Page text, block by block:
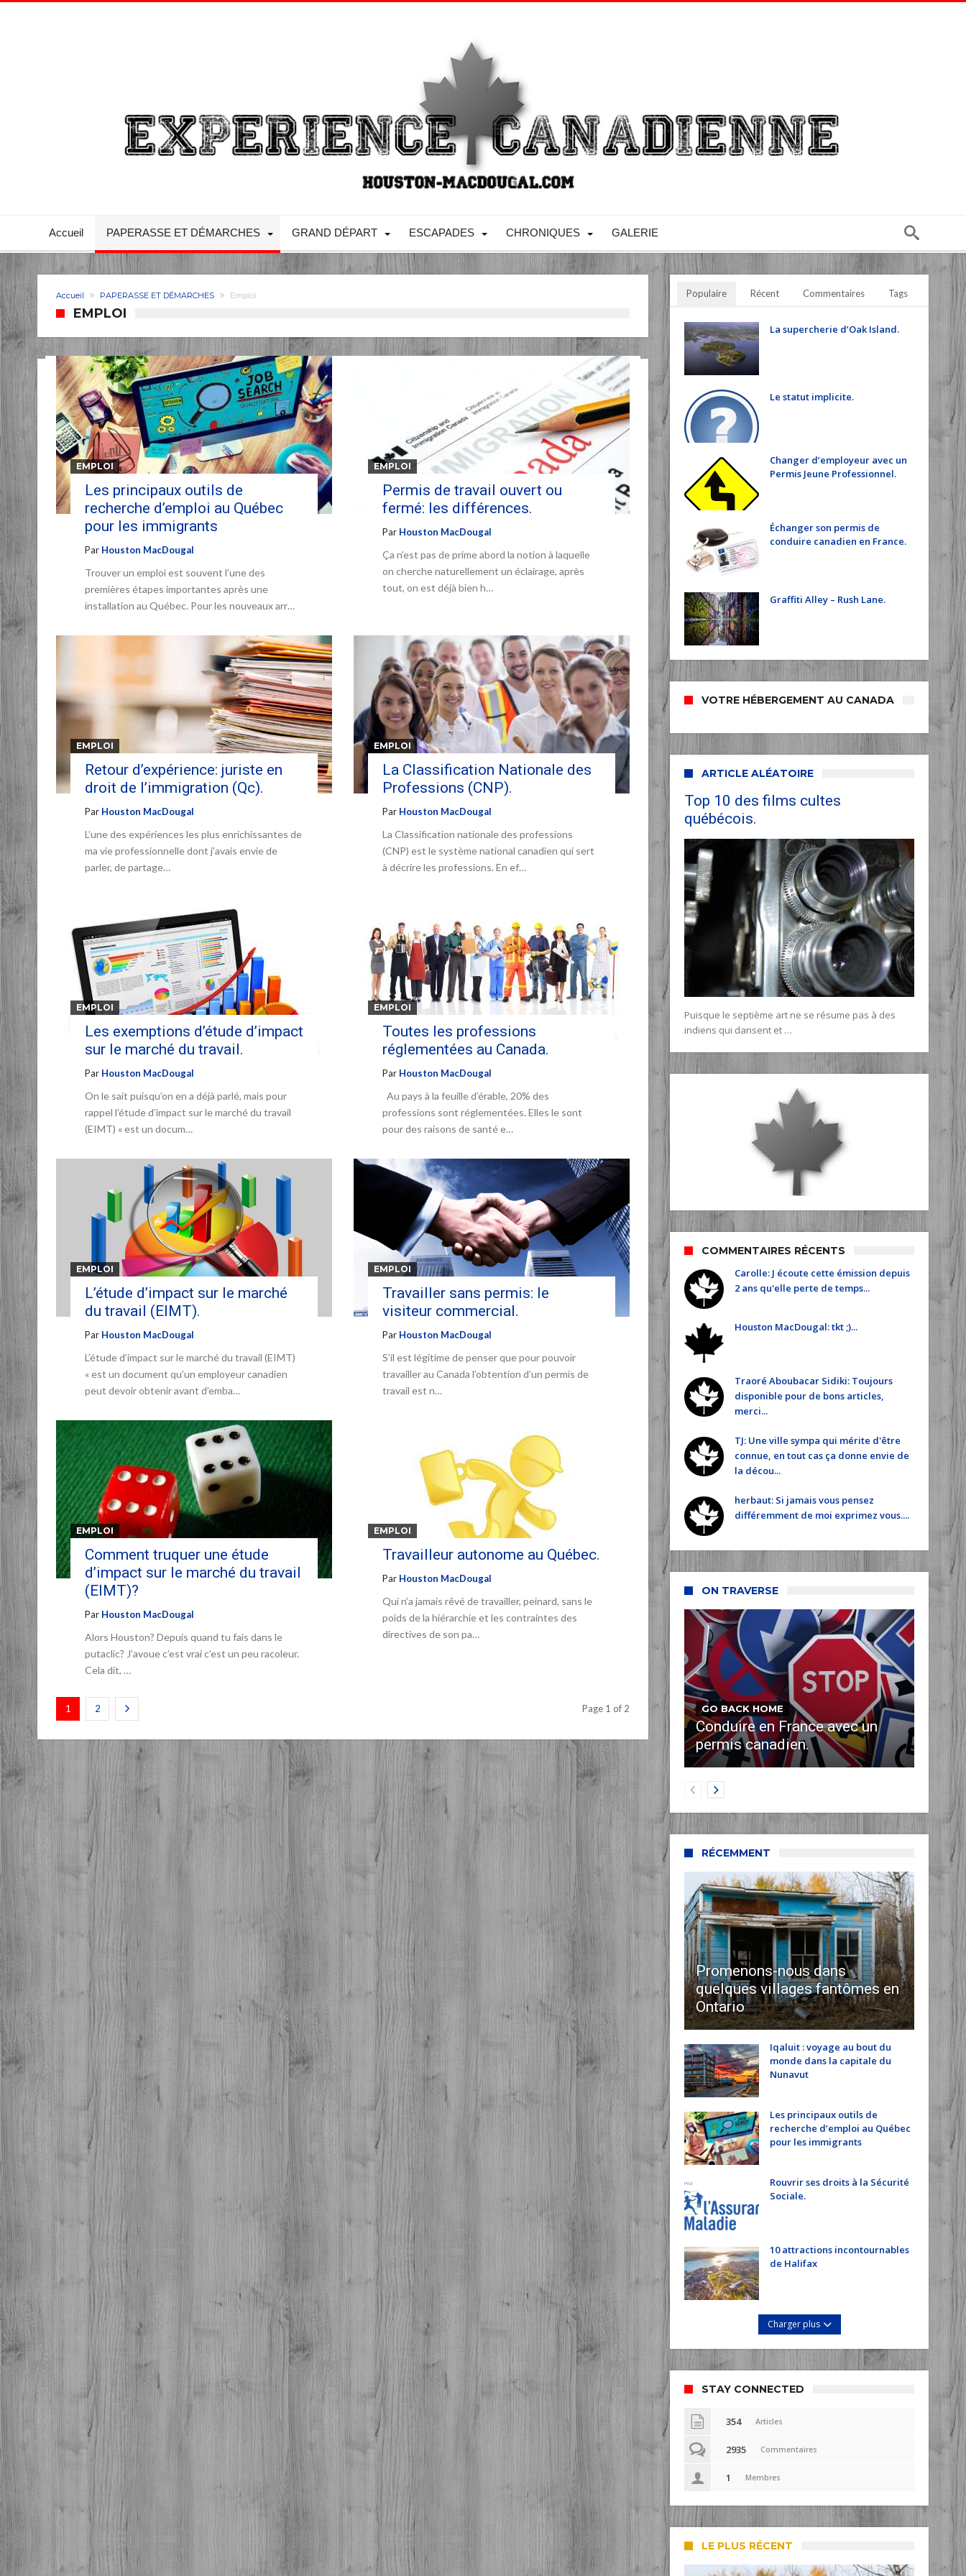
Accueil PAPERASSE ET DÉMARCHES GRAND DÉPART ESCAPADES CHRONIQUES GALERIE
Accueil PAPERASSE ET DÉMARCHES Emploi
EMPLOI
EMPLOI
Les principaux outils de
recherche d’emploi au Québec
pour les immigrants
Par Houston MacDougal
Trouver un emploi est souvent l’une des
premières étapes importantes après une
installation au Québec. Pour les nouveaux arr…
EMPLOI
Permis de travail ouvert ou
fermé: les différences.
Par Houston MacDougal
Ça n’est pas de prime abord la notion à laquelle
on cherche naturellement un éclairage, après
tout, on est déjà bien h…
EMPLOI
Retour d’expérience: juriste en
droit de l’immigration (Qc).
Par Houston MacDougal
L’une des expériences les plus enrichissantes de
ma vie professionnelle dont j’avais envie de
parler, de partage…
EMPLOI
La Classification Nationale des
Professions (CNP).
Par Houston MacDougal
La Classification nationale des professions
(CNP) est le système national canadien qui sert
à décrire les professions. En ef…
EMPLOI
Les exemptions d’étude d’impact
sur le marché du travail.
Par Houston MacDougal
On le sait puisqu’on en a déjà parlé, mais pour
rappel l’étude d’impact sur le marché du travail
(EIMT) « est un docum…
EMPLOI
Toutes les professions
réglementées au Canada.
Par Houston MacDougal
Au pays à la feuille d’érable, 20% des
professions sont réglementées. Elles le sont
pour des raisons de santé e…
EMPLOI
L’étude d’impact sur le marché
du travail (EIMT).
Par Houston MacDougal
L’étude d’impact sur le marché du travail (EIMT)
« est un document qu’un employeur canadien
peut devoir obtenir avant d’emba…
EMPLOI
Travailler sans permis: le
visiteur commercial.
Par Houston MacDougal
S’il est légitime de penser que pour pouvoir
travailler au Canada l’obtention d’un permis de
travail est n…
EMPLOI
Comment truquer une étude
d’impact sur le marché du travail
(EIMT)?
Par Houston MacDougal
Alors Houston? Depuis quand tu fais dans le
putaclic? J’avoue c’est vrai c’est un peu racoleur.
Cela dit, …
EMPLOI
Travailleur autonome au Québec.
Par Houston MacDougal
Qui n’a jamais rêvé de travailler, peinard, sans le
poids de la hiérarchie et les contraintes des
directives de son pa…
1 2 Page 1 of 2
Populaire Récent Commentaires Tags
La supercherie d’Oak Island.
Le statut implicite.
Changer d’employeur avec un
Permis Jeune Professionnel.
Échanger son permis de
conduire canadien en France.
Graffiti Alley – Rush Lane.
VOTRE HÉBERGEMENT AU CANADA
ARTICLE ALÉATOIRE
Top 10 des films cultes
québécois.
Puisque le septième art ne se résume pas à des
indiens qui dansent et …
COMMENTAIRES RÉCENTS
Carolle: J écoute cette émission depuis
2 ans qu'elle perte de temps...
Houston MacDougal: tkt ;)...
Traoré Aboubacar Sidiki: Toujours
disponible pour de bons articles,
merci...
TJ: Une ville sympa qui mérite d'être
connue, en tout cas ça donne envie de
la décou...
herbaut: Si jamais vous pensez
différemment de moi exprimez vous....
ON TRAVERSE
GO BACK HOME
Conduire en France avec un
permis canadien.
RÉCEMMENT
Promenons-nous dans
quelques villages fantômes en
Ontario
Iqaluit : voyage au bout du
monde dans la capitale du
Nunavut
Les principaux outils de
recherche d’emploi au Québec
pour les immigrants
Rouvrir ses droits à la Sécurité
Sociale.
10 attractions incontournables
de Halifax
Charger plus
STAY CONNECTED
354 Articles
2935 Commentaires
1 Membres
LE PLUS RÉCENT